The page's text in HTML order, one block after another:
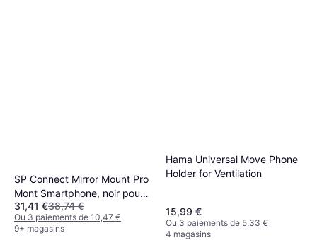
SP Connect Mirror Mount Pro
Mont Smartphone, noir pour
Hommes
31,41 €38,74 €
Ou 3 paiements de 10,47 €
9+ magasins
Hama Universal Move Phone
Holder for Ventilation
15,99 €
Ou 3 paiements de 5,33 €
4 magasins